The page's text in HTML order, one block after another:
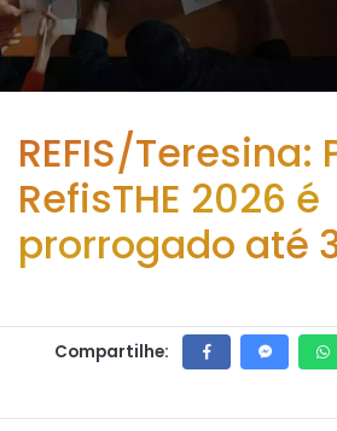
REFIS/Teresina:
RefisTHE 2026 é
prorrogado até
Compartilhe: